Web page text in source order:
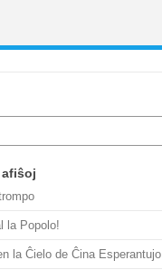
la Popolo!
la Ĉielo de Ĉina Esperantujo